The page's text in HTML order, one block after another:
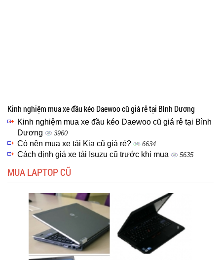
Kinh nghiệm mua xe đầu kéo Daewoo cũ giá rẻ tại Bình Dương
Kinh nghiệm mua xe đầu kéo Daewoo cũ giá rẻ tại Bình
Dương
3960
Có nên mua xe tải Kia cũ giá rẻ? 6634
Cách định giá xe tải Isuzu cũ trước khi mua 5635
MUA LAPTOP CŨ